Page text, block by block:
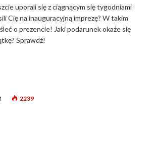
uporali się z ciągnącym się tygodniami
Cię na inauguracyjną imprezę? W takim
o prezencie! Jaki podarunek okaże się
Sprawdź!
2239